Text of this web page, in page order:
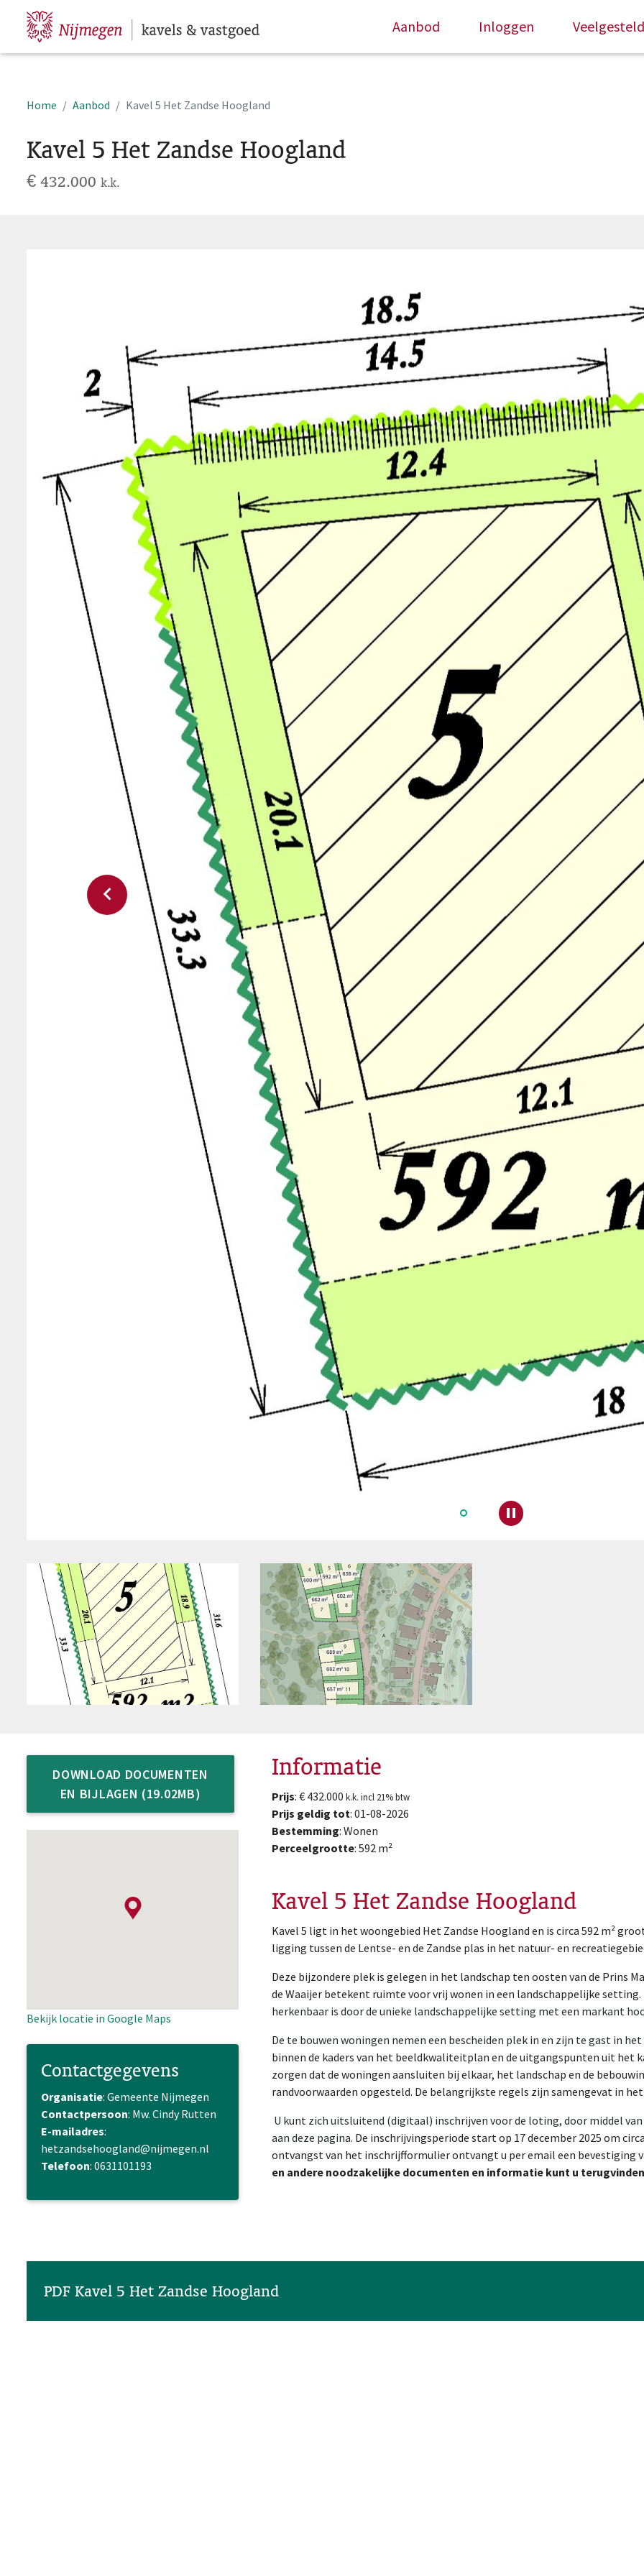
Hoofdpagina Aanbod Inloggen
Home Aanbod Kavel 5 Het Zandse Hoogland
Kavel 5 Het Zandse Hoogland
€ 432.000 k.k.
Pauzeer slideshow
Vorige slide
Kavel 5 Het Zandse Hoogland
Kavel 5 ligt in het woongebied Het Zandse Hoogland en is circa 592 m²
ligging tussen de Lentse- en de Zandse plas in het natuur- en
Deze bijzondere plek is gelegen in het landschap ten oosten van de Prins
de Waaijer betekent ruimte voor vrij wonen in een landschappelijke setting.
herkenbaar is door de unieke landschappelijke setting met een markant
De te bouwen woningen nemen een bescheiden plek in en zijn te gast in het
binnen de kaders van het beeldkwaliteitplan en de uitgangspunten uit het
zorgen dat de woningen aansluiten bij elkaar, het landschap en de
randvoorwaarden opgesteld. De belangrijkste regels zijn samengevat in
U kunt zich uitsluitend (digitaal) inschrijven voor de loting, door middel
aan deze pagina. De inschrijvingsperiode start op 17 december 2025 om
ontvangst van het inschrijfformulier ontvangt u per email een bevestiging
en andere noodzakelijke documenten en informatie kunt u
Informatie
Prijs: € 432.000 k.k. incl 21% btw
Prijs geldig tot: 01-08-2026
Bestemming: Wonen
Perceelgrootte: 592 m²
DOWNLOAD DOCUMENTEN
EN BIJLAGEN (19.02MB)
Bekijk locatie in Google Maps
Contactgegevens
Organisatie: Gemeente Nijmegen
Contactpersoon: Mw. Cindy Rutten
E-mailadres:
hetzandsehoogland@nijmegen.nl
Telefoon: 0631101193
PDF Kavel 5 Het Zandse Hoogland